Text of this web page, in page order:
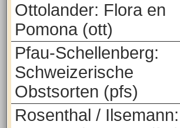
Ottolander: Flora en
Pomona (ott)
Pfau-Schellenberg:
Schweizerische
Obstsorten (pfs)
Rosenthal / Ilsemann: